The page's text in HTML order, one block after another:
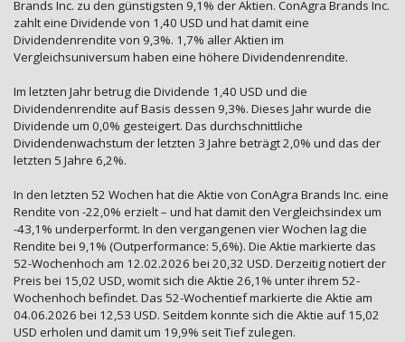
Brands Inc. zu den günstigsten 9,1% der Aktien. ConAgra Brands Inc.
zahlt eine Dividende von 1,40 USD und hat damit eine
Dividendenrendite von 9,3%. 1,7% aller Aktien im
Vergleichsuniversum haben eine höhere Dividendenrendite.
Im letzten Jahr betrug die Dividende 1,40 USD und die
Dividendenrendite auf Basis dessen 9,3%. Dieses Jahr wurde die
Dividende um 0,0% gesteigert. Das durchschnittliche
Dividendenwachstum der letzten 3 Jahre beträgt 2,0% und das der
letzten 5 Jahre 6,2%.
In den letzten 52 Wochen hat die Aktie von ConAgra Brands Inc. eine
Rendite von -22,0% erzielt – und hat damit den Vergleichsindex um
-43,1% underperformt. In den vergangenen vier Wochen lag die
Rendite bei 9,1% (Outperformance: 5,6%). Die Aktie markierte das
52-Wochenhoch am 12.02.2026 bei 20,32 USD. Derzeitig notiert der
Preis bei 15,02 USD, womit sich die Aktie 26,1% unter ihrem 52-
Wochenhoch befindet. Das 52-Wochentief markierte die Aktie am
04.06.2026 bei 12,53 USD. Seitdem konnte sich die Aktie auf 15,02
USD erholen und damit um 19,9% seit Tief zulegen.